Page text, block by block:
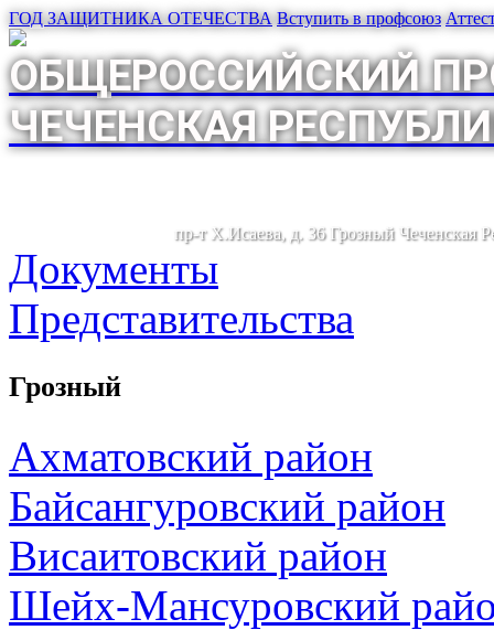
ГОД ЗАЩИТНИКА ОТЕЧЕСТВА Вступить в профсоюз
ОБЩЕРОССИЙСКИЙ
ЧЕЧЕНСКАЯ
пр-т Х.Исаева, д. 36 Грозный Чеченская
Документы
Представительства
Грозный
Ахматовский район
Байсангуровский район
Висаитовский район
Шейх-Мансуровский